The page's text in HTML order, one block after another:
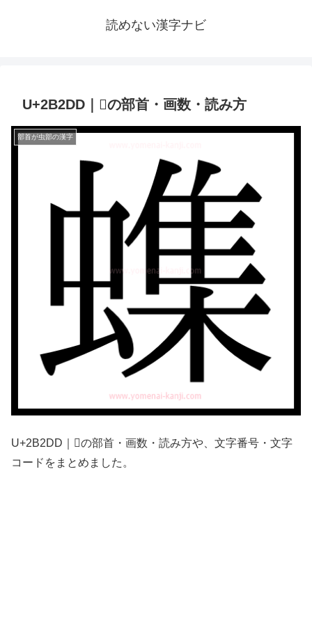
読めない漢字ナビ
U+2B2DD｜𫋝の部首・画数・読み方
部首が虫部の漢字
U+2B2DD｜𫋝の部首・画数・読み方や、文字番号・文字
コードをまとめました。